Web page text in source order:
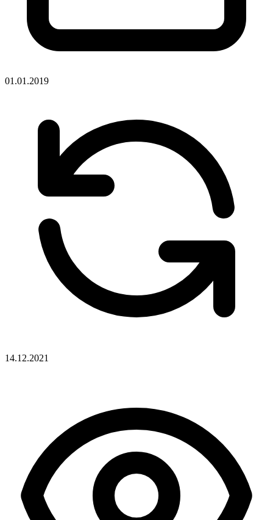
01.01.2019
14.12.2021